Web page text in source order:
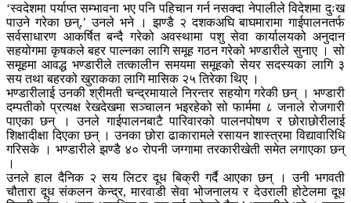
‘स्वदेशमा पर्याप्त सम्भावना भए पनि पहिचान गर्न नसक्दा नेपालीले विदेशमा दुःख
पाउने गरेका छन्,’ उनले भने । झण्डै २ दशकअघि बाघमारामा गाईपालनतर्फ
सर्वसाधारण आकर्षित बन्दै गरेको अवस्थामा पशु सेवा कार्यालयको अनुदान
सहयोगमा कृषकले बहर पाल्नका लागि समूह गठन गरेको भण्डारीले सुनाए । सो
समूहमा आवद्ध भण्डारीले तत्कालीन समयमा समूहको सेयर सदस्यका लागि ३
सय तथा बहरको खुराकका लागि मासिक २५ तिरेका थिए ।
भण्डारीलाई उनकी श्रीमती चन्द्रमायाले निरन्तर सहयोग गरेकी छन् । भण्डारी
दम्पतीको प्रत्यक्ष रेखदेखमा सञ्चालन भइरहेको सो फार्ममा ८ जनाले रोजगारी
पाएका छन् । उनले गाईपालनबाटै पारिवारको पालनपोषण र छोराछोरीलाई
शिक्षादीक्षा दिएका छन् । उनका छोरा ढाकारामले रसायन शास्त्रमा विद्यावारिधि
गरिसके । भण्डारीले झण्डै ४० रोपनी जग्गामा तरकारीखेती समेत लगाएका छन्
।
उनले हाल दैनिक २ सय लिटर दूध बिक्री गर्दै आएका छन् । उनी भगवती
चौतारा दूध संकलन केन्द्र, मारवाडी सेवा भोजनालय र देउराली होटेलमा दूध